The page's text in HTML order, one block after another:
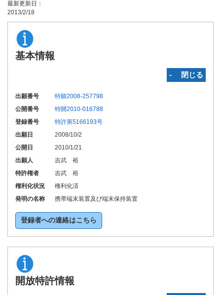
最新更新日：
2013/2/18
基本情報
‐ 閉じる
出願番号
特願2008-257798
公開番号
特開2010-016788
登録番号
特許第5166193号
出願日
2008/10/2
公開日
2010/1/21
出願人
吉武 裕
特許権者
吉武 裕
権利化状況
権利化済
発明の名称
携帯端末装置及び端末保持装置
登録者への連絡はこちら
開放特許情報